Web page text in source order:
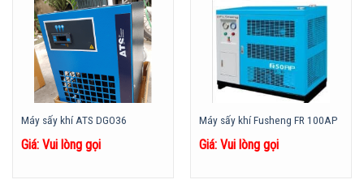
Máy sấy khí ATS DGO36
Giá: Vui lòng gọi
Máy sấy khí Fusheng FR 100AP
Giá: Vui lòng gọi